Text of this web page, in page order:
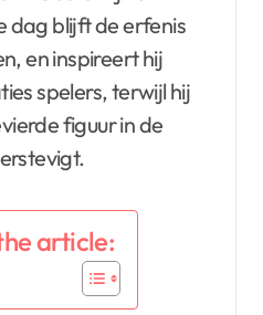
dag blijft de erfenis
en inspireert hij
spelers, terwijl hij
figuur in de
article: